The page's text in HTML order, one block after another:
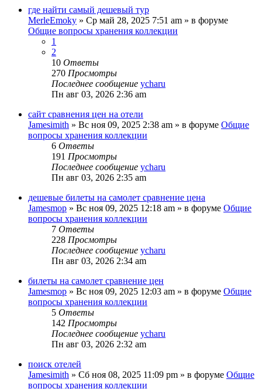
где найти самый дешевый тур
MerleEmoky » Ср май 28, 2025 7:51 am » в форуме
Общие вопросы хранения коллекции
1
2
10 Ответы
270 Просмотры
Последнее сообщение ycharu
Пн авг 03, 2026 2:36 am
сайт сравнения цен на отели
Jamesimith » Вс ноя 09, 2025 2:38 am » в форуме Общие
вопросы хранения коллекции
6 Ответы
191 Просмотры
Последнее сообщение ycharu
Пн авг 03, 2026 2:35 am
дешевые билеты на самолет сравнение цена
Jamesmop » Вс ноя 09, 2025 12:18 am » в форуме Общие
вопросы хранения коллекции
7 Ответы
228 Просмотры
Последнее сообщение ycharu
Пн авг 03, 2026 2:34 am
билеты на самолет сравнение цен
Jamesmop » Вс ноя 09, 2025 12:03 am » в форуме Общие
вопросы хранения коллекции
5 Ответы
142 Просмотры
Последнее сообщение ycharu
Пн авг 03, 2026 2:32 am
поиск отелей
Jamesimith » Сб ноя 08, 2025 11:09 pm » в форуме Общие
вопросы хранения коллекции